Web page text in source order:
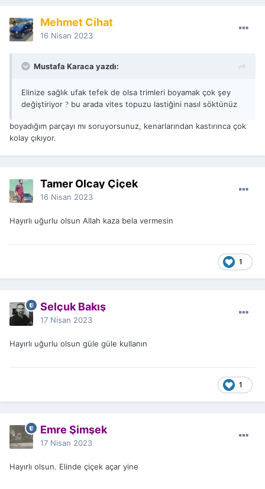
Mehmet Cihat
16 Nisan 2023
Mustafa Karaca yazdı:
Elinize sağlık ufak tefek de olsa trimleri boyamak çok şey
değiştiriyor ? bu arada vites topuzu lastiğini nasıl söktünüz
boyadığım parçayı mı soruyorsunuz, kenarlarından kastırınca çok
kolay çıkıyor.
Tamer Olcay Çiçek
16 Nisan 2023
Hayırlı uğurlu olsun Allah kaza bela vermesin
1
Selçuk Bakış
17 Nisan 2023
Hayırlı uğurlu olsun güle güle kullanın
1
Emre Şimşek
17 Nisan 2023
Hayırlı olsun. Elinde çiçek açar yine